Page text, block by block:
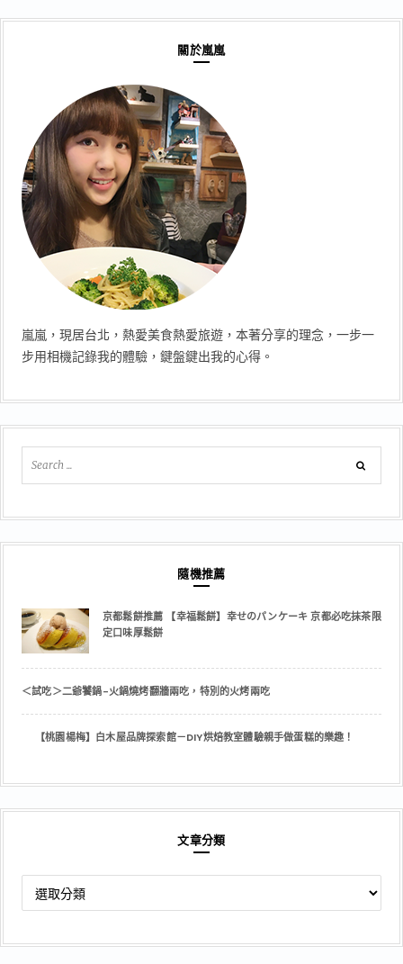
關於嵐嵐
嵐嵐，現居台北，熱愛美食熱愛旅遊，本著分享的理念，一步一
步用相機記錄我的體驗，鍵盤鍵出我的心得。
隨機推薦
京都鬆餅推薦 【幸福鬆餅】幸せのパンケーキ 京都必吃抹茶限
定口味厚鬆餅
＜試吃＞二爺饕鍋-火鍋燒烤翻牆兩吃，特別的火烤兩吃
【桃園楊梅】白木屋品牌探索館－DIY烘焙教室體驗親手做蛋糕的樂趣！
文章分類
章
類